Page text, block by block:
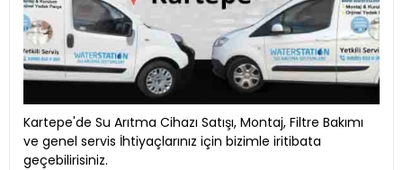
Kartepe'de Su Arıtma Cihazı Satışı, Montaj, Filtre Bakımı
ve genel servis İhtiyaçlarınız için bizimle iritibata
geçebilirisiniz.